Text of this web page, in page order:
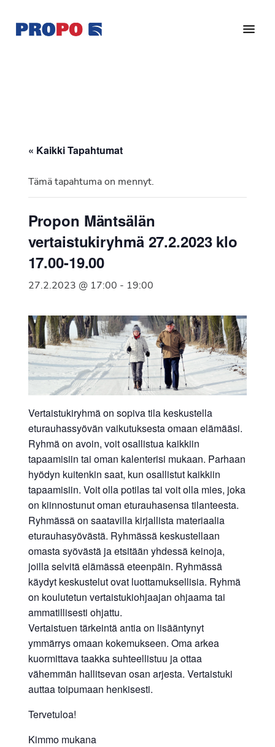
pääsisältöön
alatunnisteeseen
Ry
vuonna
Suomen
Syöpäyhdistyksen
jäsenjärjestö.
« Kaikki Tapahtumat
Tämä tapahtuma on mennyt.
Propon Mäntsälän
vertaistukiryhmä 27.2.2023 klo
17.00-19.00
27.2.2023 @ 17:00 - 19:00
Vertaistukiryhmä on sopiva tila keskustella
eturauhassyövän vaikutuksesta omaan elämääsi.
Ryhmä on avoin, voit osallistua kaikkiin
tapaamisiin tai oman kalenterisi mukaan. Parhaan
hyödyn kuitenkin saat, kun osallistut kaikkiin
tapaamisiin. Voit olla potilas tai voit olla mies, joka
on kiinnostunut oman eturauhasensa tilanteesta.
Ryhmässä on saatavilla kirjallista materiaalia
eturauhasyövästä. Ryhmässä keskustellaan
omasta syövästä ja etsitään yhdessä keinoja,
joilla selvitä elämässä eteenpäin. Ryhmässä
käydyt keskustelut ovat luottamuksellisia. Ryhmä
on koulutetun vertaistukiohjaajan ohjaama tai
ammatillisesti ohjattu.
Vertaistuen tärkeintä antia on lisääntynyt
ymmärrys omaan kokemukseen. Oma arkea
kuormittava taakka suhteellistuu ja ottaa
vähemmän hallitsevan osan arjesta. Vertaistuki
auttaa toipumaan henkisesti.
Tervetuloa!
Kimmo mukana